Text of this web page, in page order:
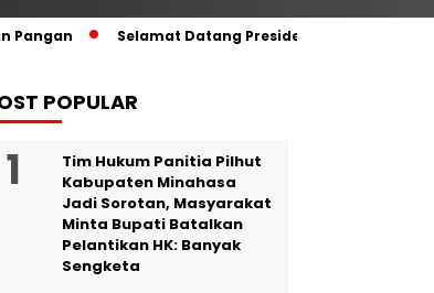
Pangan Selamat Datang Presiden RI di Tanah
POPULAR
Tim Hukum Panitia Pilhut
Kabupaten Minahasa
Jadi Sorotan, Masyarakat
Minta Bupati Batalkan
Pelantikan HK: Banyak
Sengketa